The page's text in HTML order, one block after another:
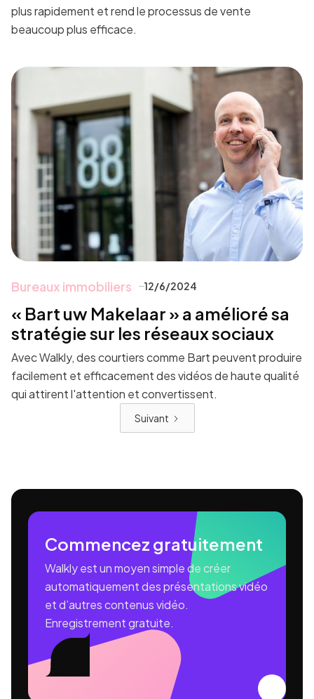
plus rapidement et rend le processus de vente
beaucoup plus efficace.
Bureaux immobiliers 12/6/2024
« Bart uw Makelaar » a amélioré sa
stratégie sur les réseaux sociaux
Avec Walkly, des courtiers comme Bart peuvent produire
facilement et efficacement des vidéos de haute qualité
qui attirent l'attention et convertissent.
Suivant
Commencez gratuitement
Walkly est un moyen simple de créer
automatiquement des présentations vidéo
et d’autres contenus vidéo.
Enregistrement gratuite.